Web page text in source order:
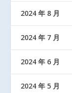
2024 年 8 月
2024 年 7 月
2024 年 6 月
2024 年 5 月